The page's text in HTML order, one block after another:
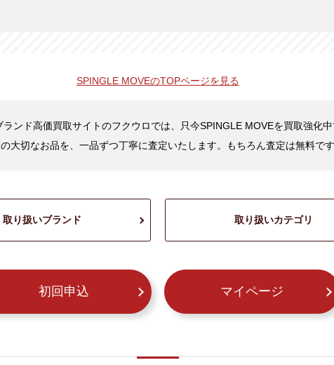
SPINGLE MOVEのTOPページを見る
ランド高価買取サイトのフクウロでは、只今SPINGLE MOVEを買取強化中
大切なお品を、一品ずつ丁寧に査定いたします。もちろん査定は無料です
取り扱いブランド 取り扱いカテゴリ
初回申込 マイページ